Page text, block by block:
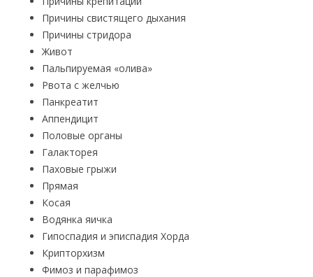
Причины свистящего дыхания
Причины стридора
Живот
Пальпируемая «олива»
Рвота с желчью
Панкреатит
Аппендицит
Половые органы
Галакторея
Паховые грыжи
Прямая
Косая
Водянка яичка
Гипоспадия и эписпадия Хорда
Крипторхизм
Фимоз и парафимоз